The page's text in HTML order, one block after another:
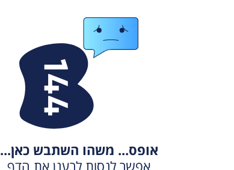
אופס... משהו השתבש כאן...
אפשר לנסות לרענן את הדף